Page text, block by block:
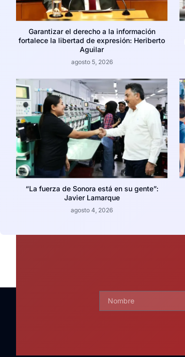
Garantizar el derecho a la información
fortalece la libertad de expresión: Heriberto
Aguilar
agosto 5, 2026
“La fuerza de Sonora está en su gente”:
Javier Lamarque
agosto 4, 2026